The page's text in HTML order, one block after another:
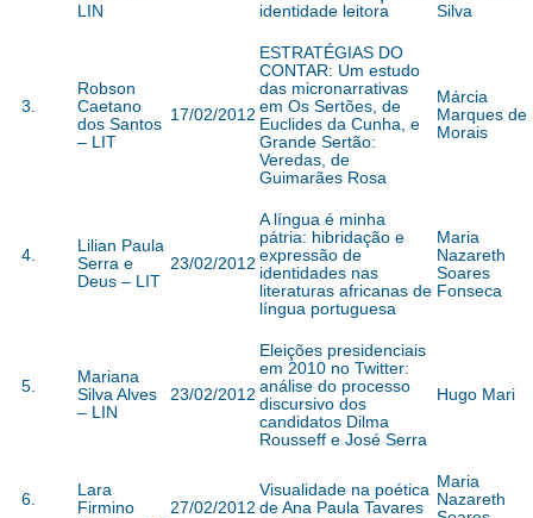
LIN
identidade leitora
Silva
3.
Robson
Caetano
dos Santos
– LIT
17/02/2012
ESTRATÉGIAS DO
CONTAR: Um estudo
das micronarrativas
em Os Sertões, de
Euclides da Cunha, e
Grande Sertão:
Veredas, de
Guimarães Rosa
Márcia
Marques de
Morais
4.
Lilian Paula
Serra e
Deus – LIT
23/02/2012
A língua é minha
pátria: hibridação e
expressão de
identidades nas
literaturas africanas de
língua portuguesa
Maria
Nazareth
Soares
Fonseca
5.
Mariana
Silva Alves
– LIN
23/02/2012
Eleições presidenciais
em 2010 no Twitter:
análise do processo
discursivo dos
candidatos Dilma
Rousseff e José Serra
Hugo Mari
6.
Lara
Firmino
27/02/2012
Visualidade na poética
de Ana Paula Tavares
Maria
Nazareth